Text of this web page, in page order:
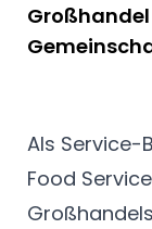
Als Service-
Food